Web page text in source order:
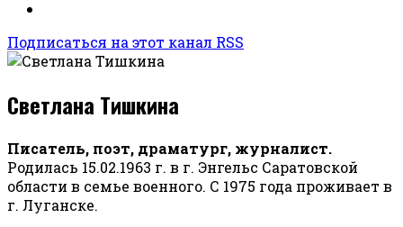
Подписаться на этот канал RSS
Светлана Тишкина
Писатель, поэт, драматург, журналист.
Родилась 15.02.1963 г. в г. Энгельс Саратовской
области в семье военного. С 1975 года проживает в
г. Луганске.